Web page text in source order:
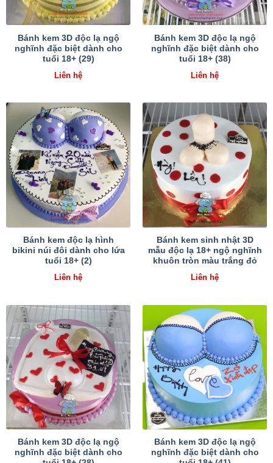
Bánh kem 3D độc lạ ngộ
nghĩnh đặc biệt dành cho
tuổi 18+ (29)
Liên hệ
Bánh kem 3D độc lạ ngộ
nghĩnh đặc biệt dành cho
tuổi 18+ (38)
Liên hệ
Bánh kem độc lạ hình
bikini núi đôi dành cho lứa
tuổi 18+ (2)
Liên hệ
Bánh kem sinh nhật 3D
mẫu độc lạ 18+ ngộ nghĩnh
khuôn tròn màu trắng đỏ
Liên hệ
Bánh kem 3D độc lạ ngộ
nghĩnh đặc biệt dành cho
Bánh kem 3D độc lạ ngộ
nghĩnh đặc biệt dành cho